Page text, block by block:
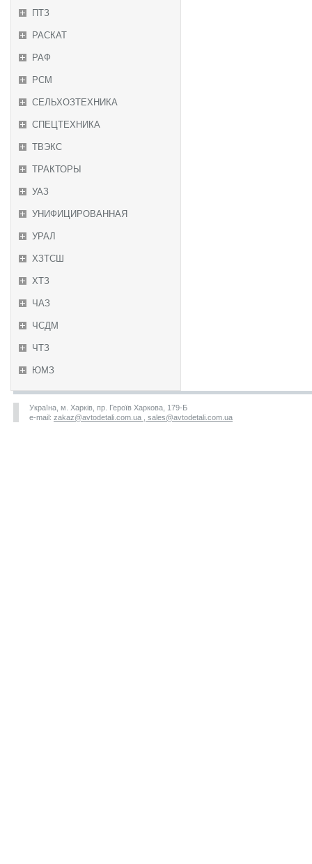
ПТЗ
РАСКАТ
РАФ
РСМ
СЕЛЬХОЗТЕХНИКА
СПЕЦТЕХНИКА
ТВЭКС
ТРАКТОРЫ
УАЗ
УНИФИЦИРОВАННАЯ
УРАЛ
ХЗТСШ
ХТЗ
ЧАЗ
ЧСДМ
ЧТЗ
ЮМЗ
Україна, м. Харків, пр. Героїв Харкова, 179-Б
e-mail: zakaz@avtodetali.com.ua , sales@avtodetali.com.ua